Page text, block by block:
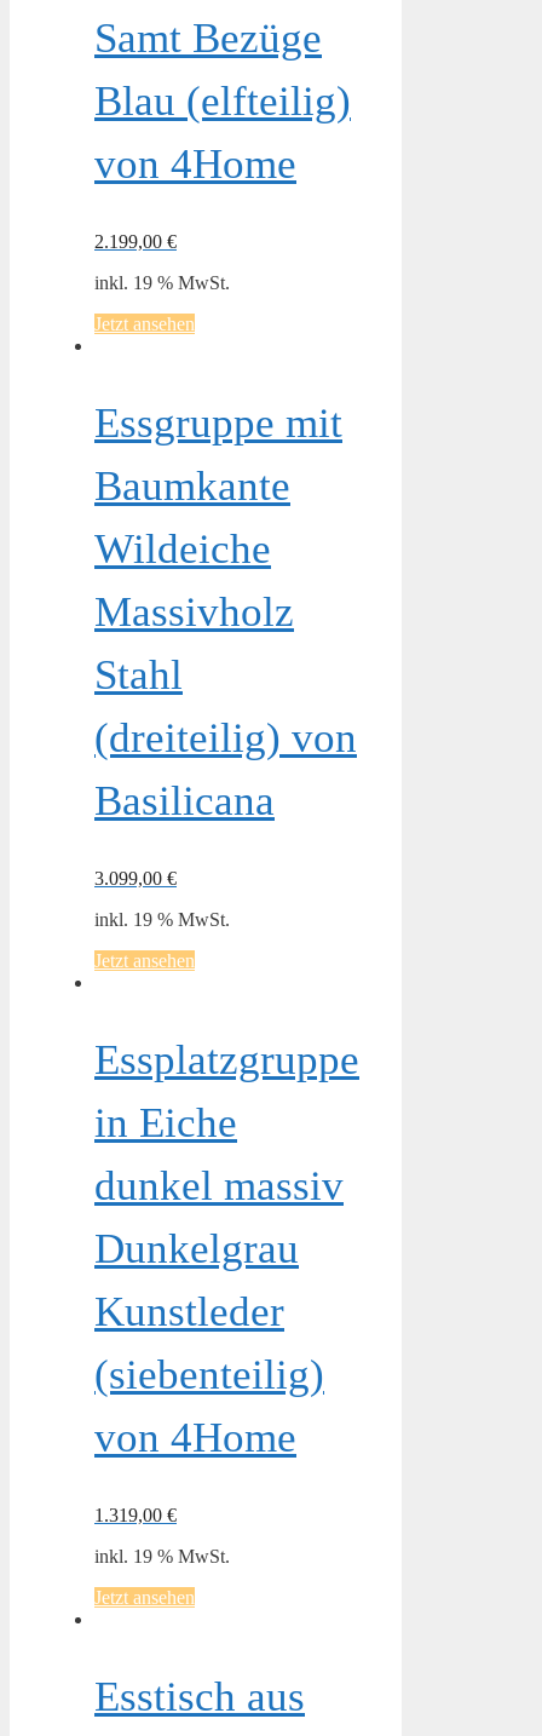
Samt Bezüge
Blau (elfteilig)
von 4Home
2.199,00 €
inkl. 19 % MwSt.
Jetzt ansehen
Essgruppe mit
Baumkante
Wildeiche
Massivholz
Stahl
(dreiteilig) von
Basilicana
3.099,00 €
inkl. 19 % MwSt.
Jetzt ansehen
Essplatzgruppe
in Eiche
dunkel massiv
Dunkelgrau
Kunstleder
(siebenteilig)
von 4Home
1.319,00 €
inkl. 19 % MwSt.
Jetzt ansehen
Esstisch aus